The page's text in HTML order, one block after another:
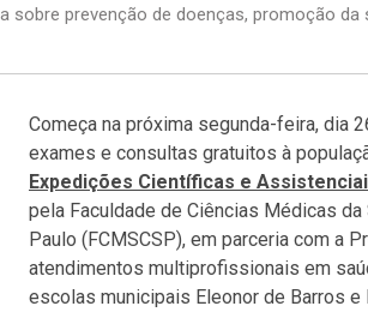
prevenção de doenças, promoção da
Começa na próxima segunda-feira, dia
exames e consultas gratuitos à
Expedições Científicas e
pela Faculdade de Ciências Médicas da
Paulo (FCMSCSP), em parceria com a
atendimentos multiprofissionais em
escolas municipais Eleonor de Barros e